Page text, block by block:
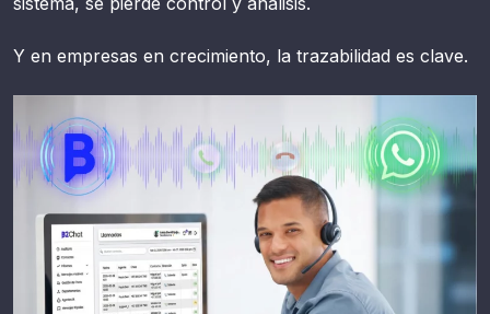
Y en empresas en crecimiento, la trazabilidad es clave.